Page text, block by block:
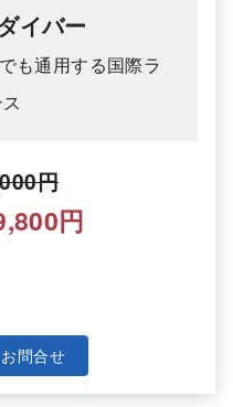
イバー
も通用する国際ラ
円
円
問合せ